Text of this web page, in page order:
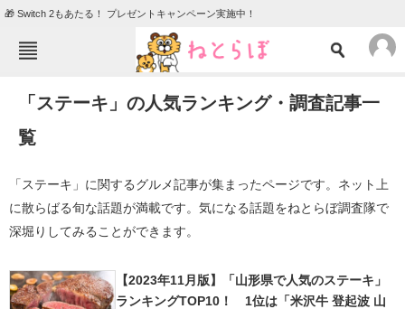
🎁 Switch 2もあたる！ プレゼントキャンペーン実施中！
TOP ニュース
エンタメ
住まい 教育・育児
会員記事
「ステーキ」の人気ランキング・調査記事一
覧
「ステーキ」に関するグルメ記事が集まったページです。ネット上
に散らばる旬な話題が満載です。気になる話題をねとらぼ調査隊で
深堀りしてみることができます。
【2023年11月版】「山形県で人気のステーキ」
ランキングTOP10！ 1位は「米沢牛 登起波 山